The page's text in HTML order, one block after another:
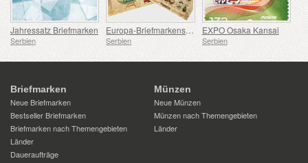
Jahressatz Briefmarken
Serbien
Europa-Briefmarkensatz 2007-2016
Serbien
EXPO Osaka Kansai
Serbien
Briefmarken
Neue Briefmarken
Bestseller Briefmarken
Briefmarken nach Themengebieten
Länder
Daueraufträge
Münzen
Neue Münzen
Münzen nach Themengebieten
Länder